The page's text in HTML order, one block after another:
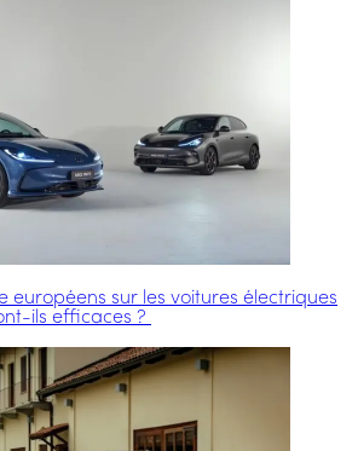
européens sur les voitures électriques
ils efficaces ?